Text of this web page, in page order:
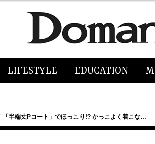
LIFESTYLE EDUCATION
「半端丈Pコート」でほっこり!? かっこよく着こな…